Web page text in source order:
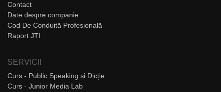
Contact
Date despre companie
Cod De Conduită Profesională
Raport JTI
SERVICII
Curs - Public Speaking și Dicție
Curs - Junior Media Lab